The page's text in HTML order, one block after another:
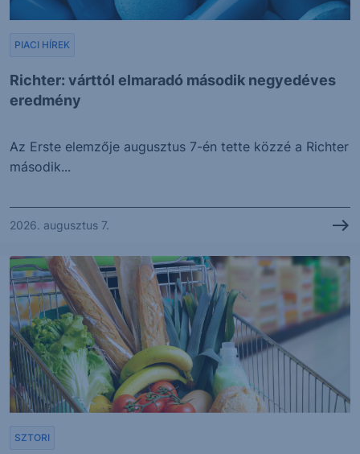
Richter: várttól elmaradó második negyedéves
eredmény
PIACI HÍREK
Az Erste elemzője augusztus 7-én tette közzé a Richter
második...
2026. augusztus 7.
SZTORI